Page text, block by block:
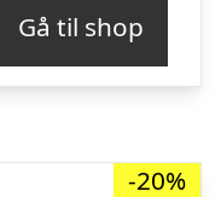
var:
kr. 400,00.kr.
Gå til shop
-20%